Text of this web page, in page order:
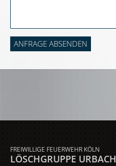
ANFRAGE ABSENDEN
FREIWILLIGE FEUERWEHR KÖLN
LÖSCHGRUPPE URBACH